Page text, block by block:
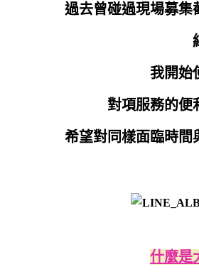
過去曾碰過現場募集
我開始
對項服務的便
希望對同樣面臨時間
什麼是